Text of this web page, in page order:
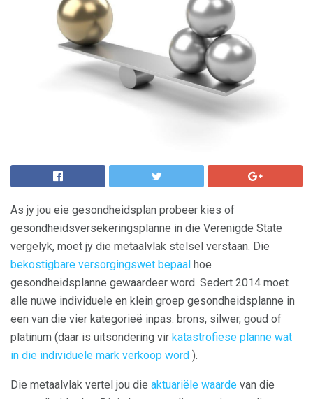
As jy jou eie gesondheidsplan probeer kies of
gesondheidsversekeringsplanne in die Verenigde State
vergelyk, moet jy die metaalvlak stelsel verstaan. Die
bekostigbare versorgingswet bepaal hoe
gesondheidsplanne gewaardeer word. Sedert 2014 moet
alle nuwe individuele en klein groep gesondheidsplanne in
een van die vier kategorieë inpas: brons, silwer, goud of
platinum (daar is uitsondering vir katastrofiese planne wat
in die individuele mark verkoop word ).
Die metaalvlak vertel jou die aktuariële waarde van die